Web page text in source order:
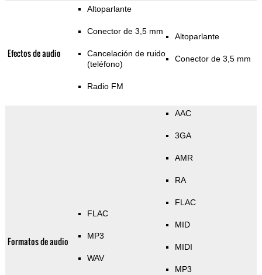
Efectos de audio
Altoparlante
Conector de 3,5 mm
Cancelación de ruido
(teléfono)
Radio FM
Altoparlante
Conector de 3,5 mm
Formatos de audio
FLAC
MP3
WAV
AAC
3GA
AMR
RA
FLAC
MID
MIDI
MP3